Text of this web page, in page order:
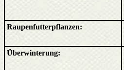
Raupenfutterpflanzen:
Überwinterung: